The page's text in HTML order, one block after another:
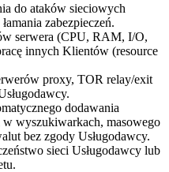
do ataków sieciowych
zabezpieczeń.
serwera (CPU, RAM, I/O,
innych Klientów (resource
proxy, TOR relay/exit
dodawania
wyszukiwarkach, masowego
bez zgody Usługodawcy.
sieci Usługodawcy lub